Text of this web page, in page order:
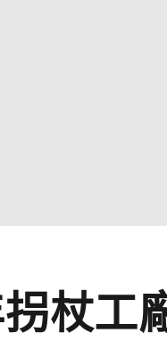
杖工